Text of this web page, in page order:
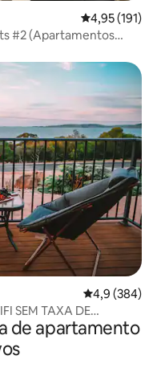
4,95 de uma
4,95 (191)
#2 (Apartamentos
4,9 de uma
4,9 (384)
de apartamento